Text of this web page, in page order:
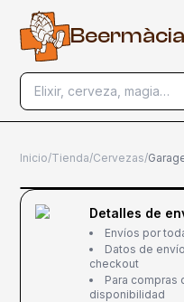
Beermàcia
Elixir, cerveza, magia…
Inicio/Tienda/Cervezas/
Detalles de
Envíos por
Datos de
checkout
Para compras
disponibilidad